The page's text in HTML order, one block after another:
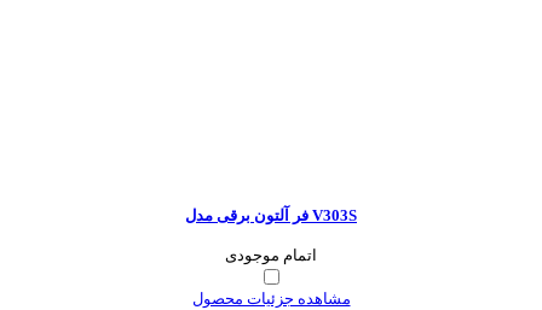
فر آلتون برقی مدل V303S
اتمام موجودی
مشاهده جزئیات محصول